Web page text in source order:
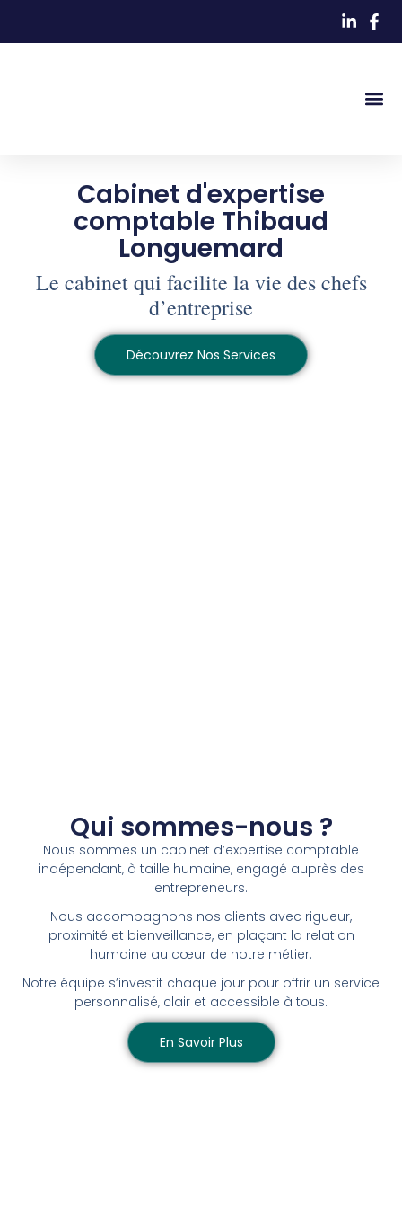
Cabinet d'expertise
comptable Thibaud
Longuemard
Le cabinet qui facilite la vie des chefs
d’entreprise
Découvrez Nos Services
Qui sommes-nous ?
Nous sommes un cabinet d’expertise comptable
indépendant, à taille humaine, engagé auprès des
entrepreneurs.
Nous accompagnons nos clients avec rigueur,
proximité et bienveillance, en plaçant la relation
humaine au cœur de notre métier.
Notre équipe s’investit chaque jour pour offrir un service
personnalisé, clair et accessible à tous.
En Savoir Plus